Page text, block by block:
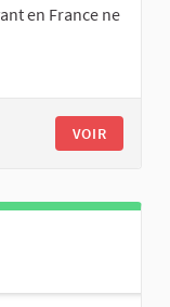
en France ne
VOIR